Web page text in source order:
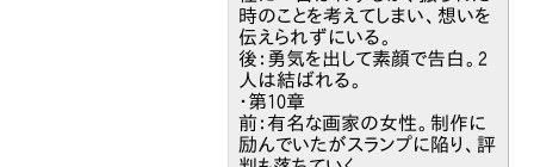
時のことを考えてしまい、想いを
伝えられずにいる。
後：勇気を出して素顔で告白。2
人は結ばれる。
・第10章
前：有名な画家の女性。制作に
励んでいたがスランプに陥り、評